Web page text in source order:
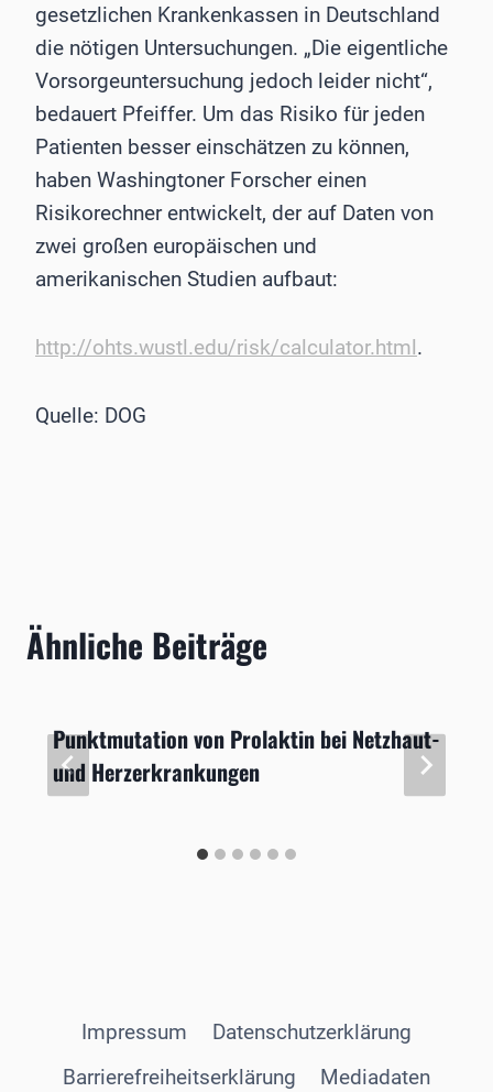
gesetzlichen Krankenkassen in Deutschland
die nötigen Untersuchungen. „Die eigentliche
Vorsorgeuntersuchung jedoch leider nicht“,
bedauert Pfeiffer. Um das Risiko für jeden
Patienten besser einschätzen zu können,
haben Washingtoner Forscher einen
Risikorechner entwickelt, der auf Daten von
zwei großen europäischen und
amerikanischen Studien aufbaut:
http://ohts.wustl.edu/risk/calculator.html.
Quelle: DOG
Ähnliche Beiträge
Punktmutation von Prolaktin bei Netzhaut-
und Herzerkrankungen
Impressum
Datenschutzerklärung
Barrierefreiheitserklärung
Mediadaten